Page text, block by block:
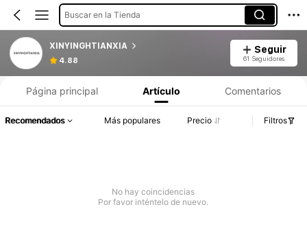
Buscar en la Tienda
XINYINGHTIANXIA
4.88
Seguir
61 Seguidores
Página principal Artículo Comentarios
Recomendados Más populares Precio Filtros
No hay coincidencias
Por favor inténtelo de nuevo.